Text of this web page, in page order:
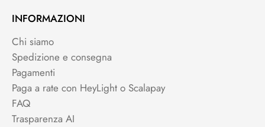
INFORMAZIONI
Chi siamo
Spedizione e consegna
Pagamenti
Paga a rate con HeyLight o Scalapay
FAQ
Trasparenza AI